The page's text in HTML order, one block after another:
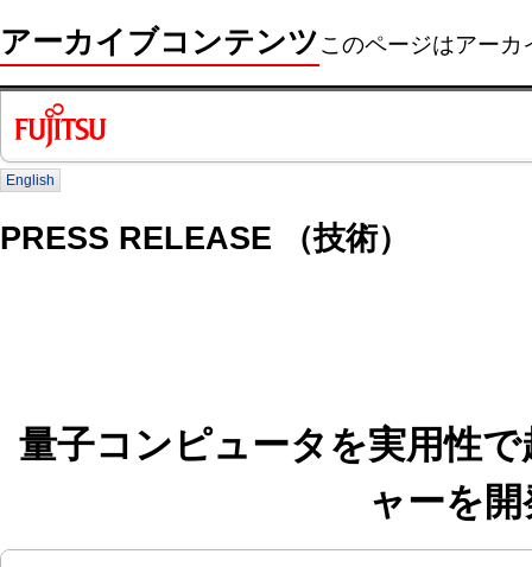
アーカイブコンテンツこのページはアー
English
PRESS RELEASE （技術）
量子コンピュータを実用性
ャーを開